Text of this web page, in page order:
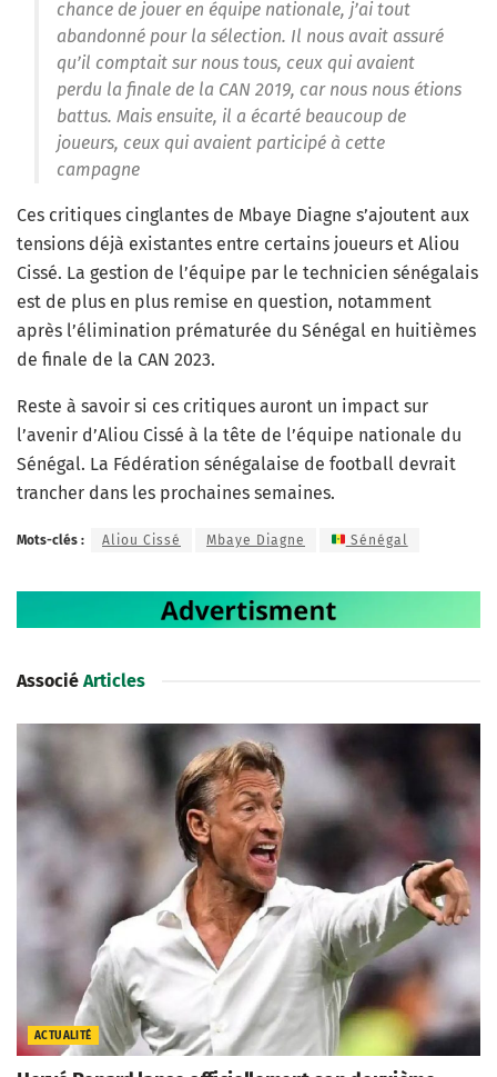
chance de jouer en équipe nationale, j’ai tout
abandonné pour la sélection. Il nous avait assuré
qu’il comptait sur nous tous, ceux qui avaient
perdu la finale de la CAN 2019, car nous nous étions
battus. Mais ensuite, il a écarté beaucoup de
joueurs, ceux qui avaient participé à cette
campagne
Ces critiques cinglantes de Mbaye Diagne s’ajoutent aux
tensions déjà existantes entre certains joueurs et Aliou
Cissé. La gestion de l’équipe par le technicien sénégalais
est de plus en plus remise en question, notamment
après l’élimination prématurée du Sénégal en huitièmes
de finale de la CAN 2023.
Reste à savoir si ces critiques auront un impact sur
l’avenir d’Aliou Cissé à la tête de l’équipe nationale du
Sénégal. La Fédération sénégalaise de football devrait
trancher dans les prochaines semaines.
Mots-clés : Aliou Cissé Mbaye Diagne Sénégal
Associé Articles
ACTUALITÉ